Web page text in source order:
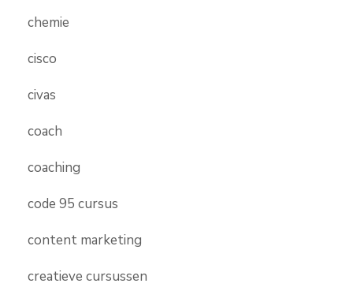
chemie
cisco
civas
coach
coaching
code 95 cursus
content marketing
creatieve cursussen